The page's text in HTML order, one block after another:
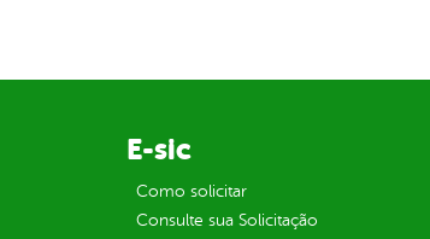
E-sic
Como solicitar
Consulte sua Solicitação